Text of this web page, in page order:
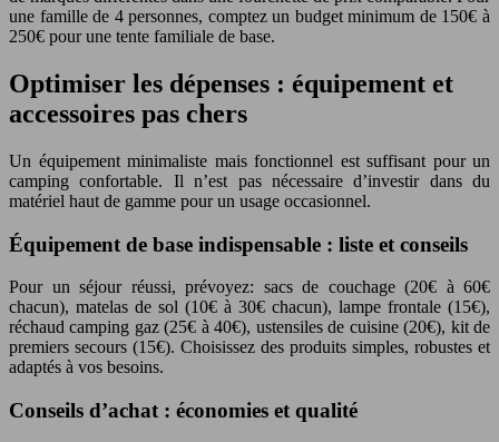
une famille de 4 personnes, comptez un budget minimum de 150€ à
250€ pour une tente familiale de base.
Optimiser les dépenses : équipement et
accessoires pas chers
Un équipement minimaliste mais fonctionnel est suffisant pour un
camping confortable. Il n’est pas nécessaire d’investir dans du
matériel haut de gamme pour un usage occasionnel.
Équipement de base indispensable : liste et conseils
Pour un séjour réussi, prévoyez: sacs de couchage (20€ à 60€
chacun), matelas de sol (10€ à 30€ chacun), lampe frontale (15€),
réchaud camping gaz (25€ à 40€), ustensiles de cuisine (20€), kit de
premiers secours (15€). Choisissez des produits simples, robustes et
adaptés à vos besoins.
Conseils d’achat : économies et qualité